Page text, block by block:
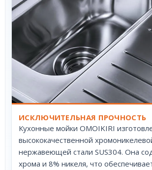
ИСКЛЮЧИТЕЛЬНАЯ ПРОЧНОСТЬ
Кухонные мойки OMOIKIRI
высококачественной
нержавеющей стали SUS304. Она
хрома и 8% никеля, что